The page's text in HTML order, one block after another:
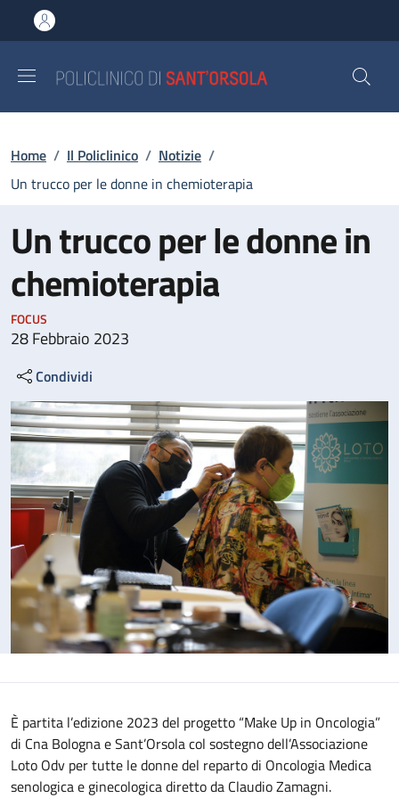
al contenuto principale
to footer content
Briciole di pane
Home / Il Policlinico / Notizie /
Un trucco per le donne in chemioterapia
Un trucco per le donne in
chemioterapia
FOCUS
28 Febbraio 2023
Condividi
È partita l’edizione 2023 del progetto “Make Up in Oncologia”
di Cna Bologna e Sant’Orsola col sostegno dell’Associazione
Loto Odv per tutte le donne del reparto di Oncologia Medica
senologica e ginecologica diretto da Claudio Zamagni.